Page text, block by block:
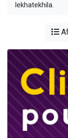
lekhatekhila.